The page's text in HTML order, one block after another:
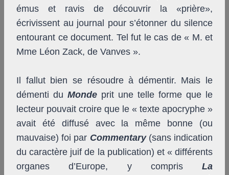
émus et ravis de découvrir la «prière»,
écrivissent au journal pour s’étonner du silence
entourant ce document. Tel fut le cas de « M. et
Mme Léon Zack, de Vanves ».
Il fallut bien se résoudre à démentir. Mais le
démenti du Monde prit une telle forme que le
lecteur pouvait croire que le « texte apocryphe »
avait été diffusé avec la même bonne (ou
mauvaise) foi par Commentary (sans indication
du caractère juif de la publication) et « différents
organes d’Europe, y compris La